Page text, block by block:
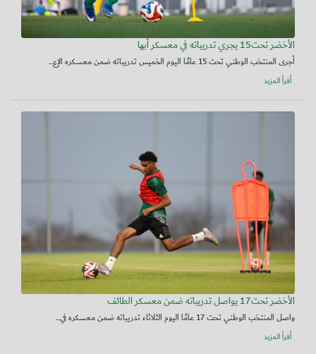
الأخضر تحت15 يجري تدريباته في معسكر أبها
أجرى المنتخب الوطني تحت 15 عامًا اليوم الخميس تدريباته ضمن معسكره الإع...
أقرأ المزيد
الأخضر تحت17 يواصل تدريباته ضمن معسكر الطائف
واصل المنتخب الوطني تحت 17 عامًا اليوم الثلاثاء تدريباته ضمن معسكره في...
أقرأ المزيد